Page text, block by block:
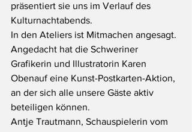
präsentiert sie uns im Verlauf des
Kulturnachtabends.
In den Ateliers ist Mitmachen angesagt.
Angedacht hat die Schweriner
Grafikerin und Illustratorin Karen
Obenauf eine Kunst-Postkarten-Aktion,
an der sich alle unsere Gäste aktiv
beteiligen können.
Antje Trautmann, Schauspielerin vom